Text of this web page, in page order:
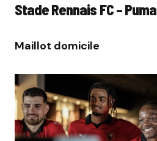
Stade Rennais FC – Puma
Maillot domicile